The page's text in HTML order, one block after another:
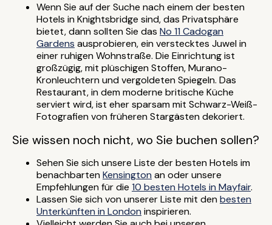
Wenn Sie auf der Suche nach einem der besten
Hotels in Knightsbridge sind, das Privatsphäre
bietet, dann sollten Sie das No 11 Cadogan
Gardens ausprobieren, ein verstecktes Juwel in
einer ruhigen Wohnstraße. Die Einrichtung ist
großzügig, mit plüschigen Stoffen, Murano-
Kronleuchtern und vergoldeten Spiegeln. Das
Restaurant, in dem moderne britische Küche
serviert wird, ist eher sparsam mit Schwarz-Weiß-
Fotografien von früheren Stargästen dekoriert.
Sie wissen noch nicht, wo Sie buchen sollen?
Sehen Sie sich unsere Liste der besten Hotels im
benachbartenKensington an oder unsere
Empfehlungen für die 10 besten Hotels in Mayfair.
Lassen Sie sich von unserer Liste mit denbesten
Unterkünften in London inspirieren.